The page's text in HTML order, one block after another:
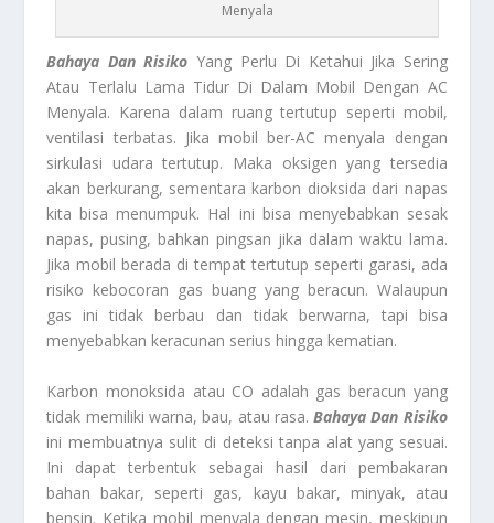
Menyala
Bahaya Dan Risiko Yang Perlu Di Ketahui Jika Sering
Atau Terlalu Lama Tidur Di Dalam Mobil Dengan AC
Menyala. Karena dalam ruang tertutup seperti mobil,
ventilasi terbatas. Jika mobil ber-AC menyala dengan
sirkulasi udara tertutup. Maka oksigen yang tersedia
akan berkurang, sementara karbon dioksida dari napas
kita bisa menumpuk. Hal ini bisa menyebabkan sesak
napas, pusing, bahkan pingsan jika dalam waktu lama.
Jika mobil berada di tempat tertutup seperti garasi, ada
risiko kebocoran gas buang yang beracun. Walaupun
gas ini tidak berbau dan tidak berwarna, tapi bisa
menyebabkan keracunan serius hingga kematian.
Karbon monoksida atau CO adalah gas beracun yang
tidak memiliki warna, bau, atau rasa.Bahaya Dan Risiko
ini membuatnya sulit di deteksi tanpa alat yang sesuai.
Ini dapat terbentuk sebagai hasil dari pembakaran
bahan bakar, seperti gas, kayu bakar, minyak, atau
bensin. Ketika mobil menyala dengan mesin, meskipun